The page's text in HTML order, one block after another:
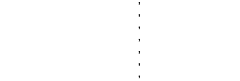
,
,
,
,
,
,